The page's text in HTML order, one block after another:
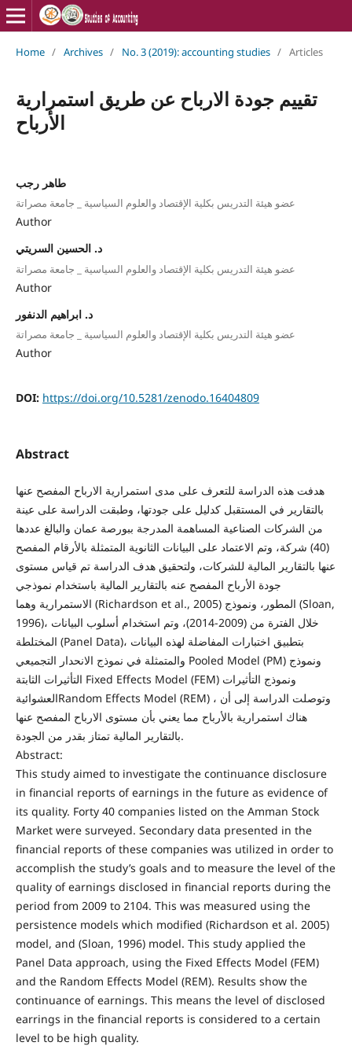
Home / Archives / No. 3 (2019): accounting studies / Articles
تقييم جودة الارباح عن طريق استمرارية
الأرباح
طاهر رجب
عضو هيئة التدريس بكلية الإقتصاد والعلوم السياسية _ جامعة مصراتة
Author
د. الحسين السريتي
عضو هيئة التدريس بكلية الإقتصاد والعلوم السياسية _ جامعة مصراتة
Author
د. ابراهيم الدنفور
عضو هيئة التدريس بكلية الإقتصاد والعلوم السياسية _ جامعة مصراتة
Author
DOI: https://doi.org/10.5281/zenodo.16404809
Abstract
هدفت هذه الدراسة للتعرف على مدى استمرارية الارباح المفصح عنها
بالتقارير في المستقبل كدليل على جودتها، وطبقت الدراسة على عينة
من الشركات الصناعية المساهمة المدرجة ببورصة عمان والبالغ عددها
(40) شركة، وتم الاعتماد على البيانات الثانوية المتمثلة بالأرقام المفصح
عنها بالتقارير المالية للشركات، ولتحقيق هدف الدراسة تم قياس مستوى
جودة الأرباح المفصح عنه بالتقارير المالية باستخدام نموذجي
الاستمرارية وهما (Richardson et al., 2005) المطور، ونموذج (Sloan,
1996)، خلال الفترة من (2009-2014)، وتم استخدام أسلوب البيانات
المختلطة (Panel Data)، بتطبيق اختبارات المفاضلة لهذه البيانات
والمتمثلة في نموذج الانحدار التجميعي Pooled Model (PM) ونموذج
التأثيرات الثابتة Fixed Effects Model (FEM) ونموذج التأثيرات
العشوائيةRandom Effects Model (REM) ، وتوصلت الدراسة إلى أن
هناك استمرارية بالأرباح مما يعني بأن مستوى الارباح المفصح عنها
بالتقارير المالية تمتاز بقدر من الجودة.
Abstract:
This study aimed to investigate the continuance disclosure
in financial reports of earnings in the future as evidence of
its quality. Forty 40 companies listed on the Amman Stock
Market were surveyed. Secondary data presented in the
financial reports of these companies was utilized in order to
accomplish the study’s goals and to measure the level of the
quality of earnings disclosed in financial reports during the
period from 2009 to 2104. This was measured using the
persistence models which modified (Richardson et al. 2005)
model, and (Sloan, 1996) model. This study applied the
Panel Data approach, using the Fixed Effects Model (FEM)
and the Random Effects Model (REM). Results show the
continuance of earnings. This means the level of disclosed
earrings in the financial reports is considered to a certain
level to be high quality.